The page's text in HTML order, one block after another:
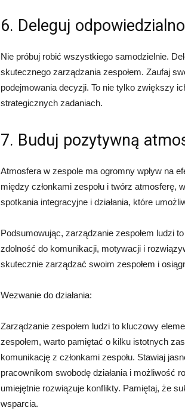
6. Deleguj
Nie próbuj robić wszystkiego samodzielnie.
skutecznego zarządzania zespołem. Zaufaj
podejmowania decyzji. To nie tylko zwiększy
strategicznych zadaniach.
7. Buduj pozytywną
Atmosfera w zespole ma ogromny wpływ na
między członkami zespołu i twórz
spotkania integracyjne i działania, które
Podsumowując, zarządzanie zespołem ludzi
zdolność do komunikacji, motywacji i
skutecznie zarządzać swoim zespołem i
Wezwanie do działania:
Zarządzanie zespołem ludzi to kluczowy
zespołem, warto pamiętać o kilku istotnych
komunikację z członkami zespołu. Stawiaj
pracownikom swobodę działania i możliwość
umiejętnie rozwiązuje konflikty. Pamiętaj, że
wsparcia.